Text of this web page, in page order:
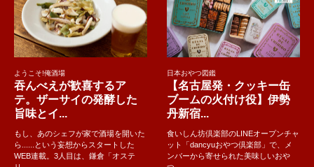
ようこそ!俺酒場
吞んべえが歓喜するア
テ。ザーサイの発酵した
旨味とイ...
もし、あのシェフが家で酒場を開いた
ら......という妄想からスタートした
WEB連載。3人目は、鎌倉「オステ
日本おやつ図鑑
【名古屋発・クッキー缶
ブームの火付け役】伊勢
丹新宿...
食いしん坊倶楽部のLINEオープンチャ
ット「dancyuおやつ倶楽部」で、メ
ンバーから寄せられた美味しいおや